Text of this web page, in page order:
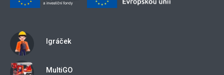
Igráček
MultiGO